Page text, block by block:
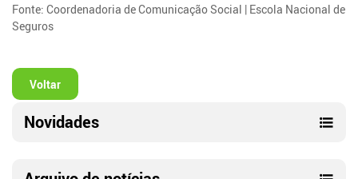
Fonte: Coordenadoria de Comunicação Social | Escola Nacional de
Seguros
Voltar
Novidades